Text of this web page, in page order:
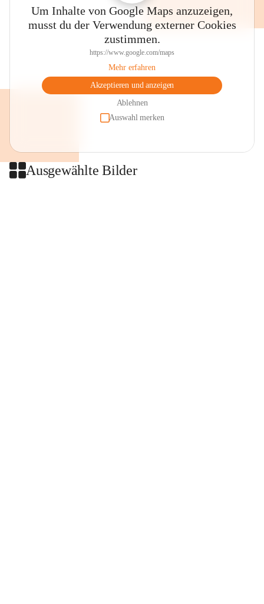
Um Inhalte von Google Maps anzuzeigen,
musst du der Verwendung externer Cookies
zustimmen.
https://www.google.com/maps
Mehr erfahren
Akzeptieren und anzeigen
Ablehnen
Auswahl merken
Ausgewählte Bilder